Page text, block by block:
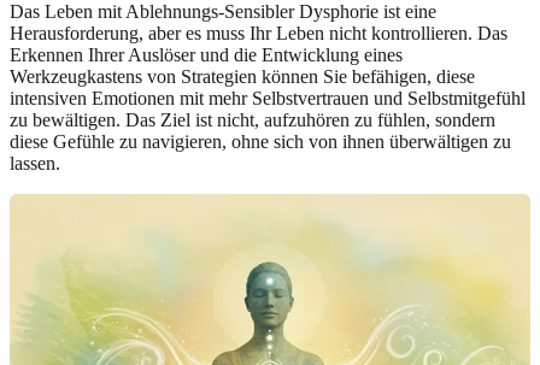
Das Leben mit Ablehnungs-Sensibler Dysphorie ist eine
Herausforderung, aber es muss Ihr Leben nicht kontrollieren. Das
Erkennen Ihrer Auslöser und die Entwicklung eines
Werkzeugkastens von Strategien können Sie befähigen, diese
intensiven Emotionen mit mehr Selbstvertrauen und Selbstmitgefühl
zu bewältigen. Das Ziel ist nicht, aufzuhören zu fühlen, sondern
diese Gefühle zu navigieren, ohne sich von ihnen überwältigen zu
lassen.